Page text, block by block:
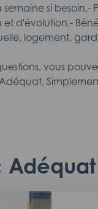
si besoin,-
d'évolution,-
logement,
vous
Adéquat